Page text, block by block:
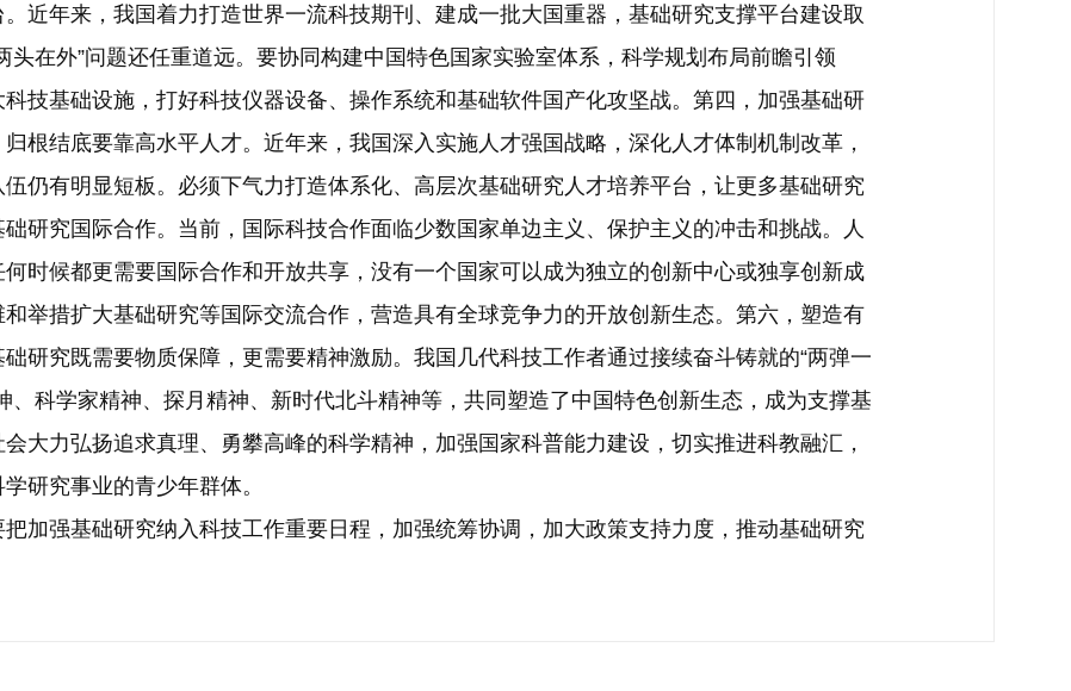
近年来，我国着力打造世界一流科技期刊、建成一批大国重器，基础研究支撑平台建设取
头在外”问题还任重道远。要协同构建中国特色国家实验室体系，科学规划布局前瞻引领
技基础设施，打好科技仪器设备、操作系统和基础软件国产化攻坚战。第四，加强基础研
根结底要靠高水平人才。近年来，我国深入实施人才强国战略，深化人才体制机制改革，
仍有明显短板。必须下气力打造体系化、高层次基础研究人才培养平台，让更多基础研究
研究国际合作。当前，国际科技合作面临少数国家单边主义、保护主义的冲击和挑战。人
时候都更需要国际合作和开放共享，没有一个国家可以成为独立的创新中心或独享创新成
举措扩大基础研究等国际交流合作，营造具有全球竞争力的开放创新生态。第六，塑造有
研究既需要物质保障，更需要精神激励。我国几代科技工作者通过接续奋斗铸就的“两弹一
、科学家精神、探月精神、新时代北斗精神等，共同塑造了中国特色创新生态，成为支撑基
大力弘扬追求真理、勇攀高峰的科学精神，加强国家科普能力建设，切实推进科教融汇，
研究事业的青少年群体。
强基础研究纳入科技工作重要日程，加强统筹协调，加大政策支持力度，推动基础研究